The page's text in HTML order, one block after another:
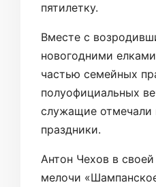
пятилетку.
Вместе с
новогодними
частью семейных
полуофициальных
служащие отмечали
праздники.
Антон Чехов в
мелочи